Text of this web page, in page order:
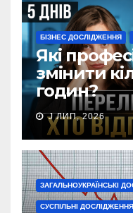
БІЗНЕС ДОСЛІДЖЕННЯ
Які
змінити
годин?
J ЛИП, 2026
ЗАГАЛЬНОУКРАЇНСЬКІ
СУСПІЛЬНІ ДОСЛІДЖЕННЯ